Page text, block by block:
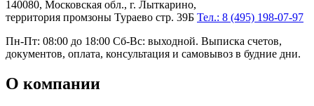
140080, Московская обл., г. Лыткарино,
территория промзоны Тураево стр. 39Б Тел.: 8 (495) 198-07-97
Пн-Пт: 08:00 до 18:00 Сб-Вс: выходной. Выписка счетов,
документов, оплата, консультация и самовывоз в будние дни.
О компании